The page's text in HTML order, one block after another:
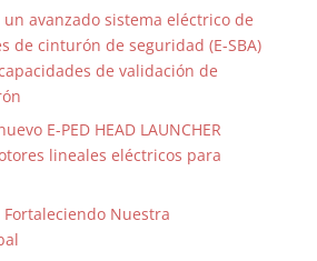
avanzado sistema eléctrico de
de cinturón de seguridad (E-SBA)
de validación de
E-PED HEAD LAUNCHER
lineales eléctricos para
Nuestra